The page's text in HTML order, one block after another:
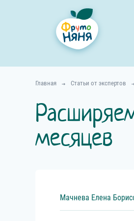
Главная Статьи от экспертов
месяцев
Мачнева Елена